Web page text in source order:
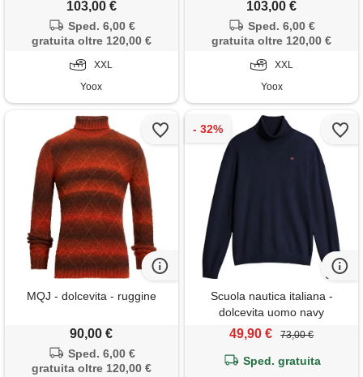
103,00 €
Sped. 6,00 €
gratuita oltre 120,00 €
XXL
Yoox
103,00 €
Sped. 6,00 €
gratuita oltre 120,00 €
XXL
Yoox
MQJ - dolcevita - ruggine
90,00 €
Sped. 6,00 €
gratuita oltre 120,00 €
Scuola nautica italiana -
dolcevita uomo navy
49,90 € 73,00 €
Sped. gratuita